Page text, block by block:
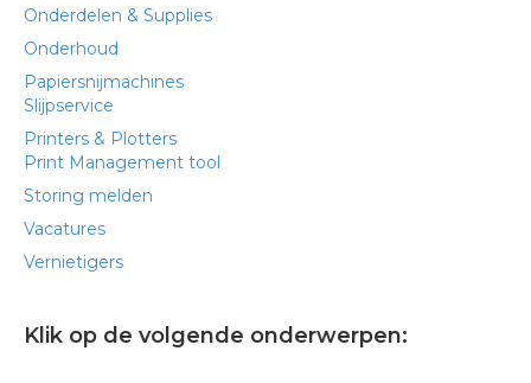
Onderdelen & Supplies
Onderhoud
Papiersnijmachines
Slijpservice
Printers & Plotters
Print Management tool
Storing melden
Vacatures
Vernietigers
Klik op de volgende onderwerpen: